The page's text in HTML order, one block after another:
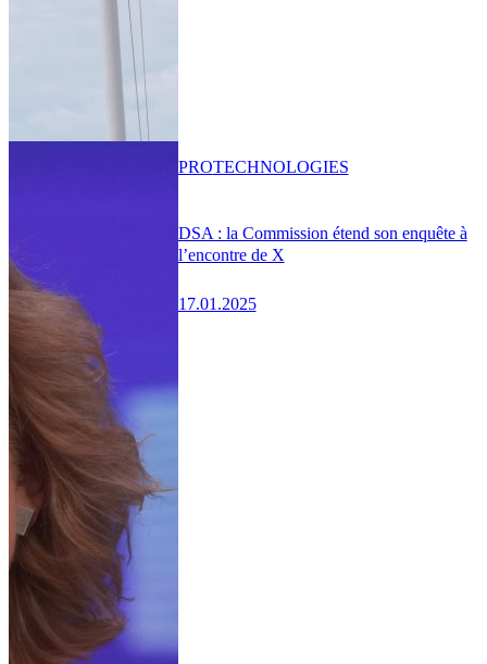
DSA : la Commission étend son enquête à
l’encontre de X
17.01.2025
PROTECHNOLOGIES